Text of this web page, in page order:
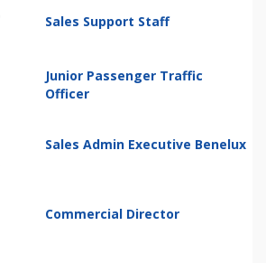
Sales Support Staff
Junior Passenger Traffic
Officer
Sales Admin Executive Benelux
Commercial Director